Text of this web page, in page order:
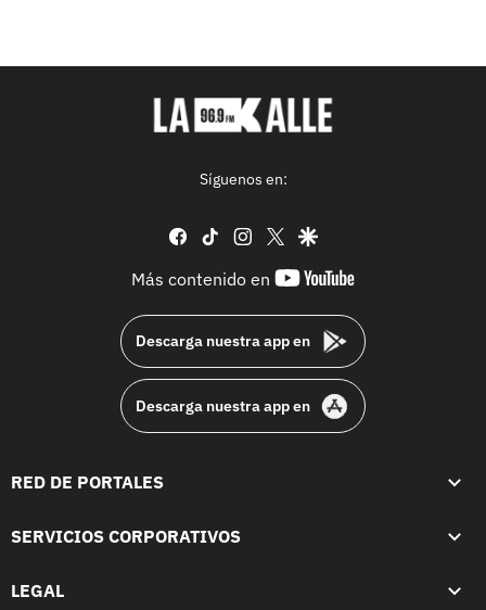
Síguenos en:
facebook
tiktok instagram
twittergoogle
Más contenido en
youtube-
Descarga nuestra app en
Descarga nuestra app en
RED DE PORTALES
SERVICIOS CORPORATIVOS
LEGAL